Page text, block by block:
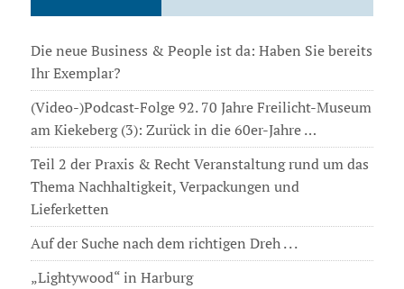
Die neue Business & People ist da: Haben Sie bereits
Ihr Exemplar?
(Video-)Podcast-Folge 92. 70 Jahre Freilicht-Museum
am Kiekeberg (3): Zurück in die 60er-Jahre …
Teil 2 der Praxis & Recht Veranstaltung rund um das
Thema Nachhaltigkeit, Verpackungen und
Lieferketten
Auf der Suche nach dem richtigen Dreh . . .
„Lightywood“ in Harburg